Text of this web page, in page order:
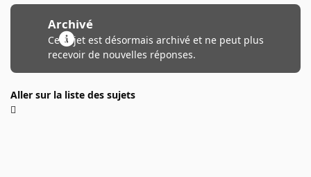
Archivé
Ce sujet est désormais archivé et ne peut plus
recevoir de nouvelles réponses.
Aller sur la liste des sujets